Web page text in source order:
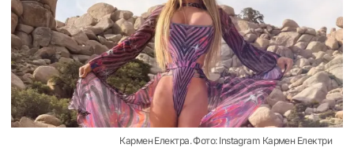
Кармен Електра. Фото: Instagram Кармен Електри